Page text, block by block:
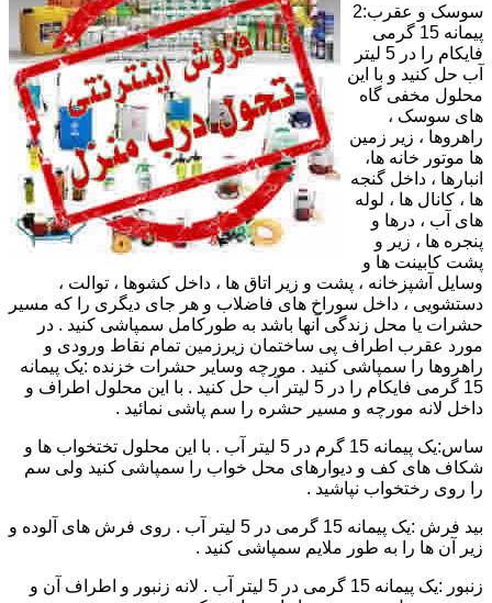
سوسک و عقرب:2
پیمانه 15 گرمی
فایکام را در 5 لیتر
آب حل کنید و با این
محلول مخفی گاه
های سوسک ،
راهروها ، زیر زمین
ها موتور خانه ها،
انبارها ، داخل گنجه
ها ، کانال ها ، لوله
های آب ، درها و
پنجره ها ، زیر و
پشت کابینت ها و
وسایل آشپزخانه ، پشت و زیر اتاق ها ، داخل کشوها ، توالت ،
دستشویی ، داخل سوراخ های فاضلاب و هر جای دیگری را که مسیر
حشرات یا محل زندگی آنها باشد به طورکامل سمپاشی کنید . در
مورد عقرب اطراف پی ساختمان زیرزمین تمام نقاط ورودی و
راهروها را سمپاشی کنید . مورچه وسایر حشرات خزنده :یک پیمانه
15 گرمی فایکام را در 5 لیتر آب حل کنید . با این محلول اطراف و
داخل لانه مورچه و مسیر حشره را سم پاشی نمائید .
ساس:یک پیمانه 15 گرم در 5 لیتر آب . با این محلول تختخواب ها و
شکاف های کف و دیوارهای محل خواب را سمپاشی کنید ولی سم
را روی رختخواب نپاشید .
بید فرش :یک پیمانه 15 گرمی در 5 لیتر آب . روی فرش های آلوده و
زیر آن ها را به طور ملایم سمپاشی کنید .
زنبور :یک پیمانه 15 گرمی در 5 لیتر آب . لانه زنبور و اطراف آن و